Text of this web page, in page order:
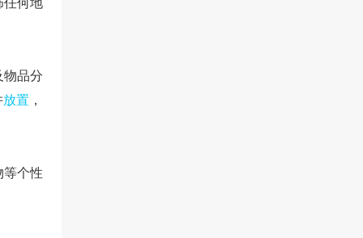
任何地
物品分
放置 ，
等个性